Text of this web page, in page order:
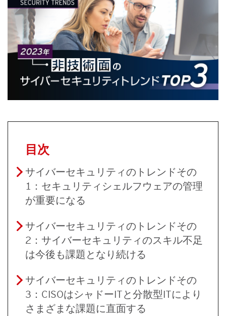
目次
サイバーセキュリティのトレンドその
1：セキュリティシェルフウェアの管理
が重要になる
サイバーセキュリティのトレンドその
2：サイバーセキュリティのスキル不足
は今後も課題となり続ける
サイバーセキュリティのトレンドその
3：CISOはシャドーITと分散型ITにより
さまざまな課題に直面する